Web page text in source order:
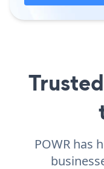
POWR has